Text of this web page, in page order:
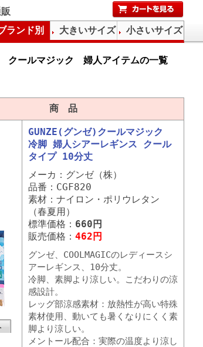
クールマジック 婦人アイテムの一覧
商 品
GUNZE(グンゼ)クールマジック
冷脚 婦人シアーレギンス クール
タイプ 10分丈
メーカ：グンゼ（株）
品番：CGF820
素材：ナイロン・ポリウレタン
（春夏用）
標準価格： 660円
販売価格： 462円
グンゼ、COOLMAGICのレディースシ
アーレギンス、10分丈。
冷脚、素脚より涼しい。こだわりの涼
感設計。
レッグ部涼感素材：放熱性が高い特殊
素材使用、動いても暑くなりにくく素
脚より涼しい。
メントール配合：実際の温度より涼し
ランド別 大きいサイズ 小さいサイズ